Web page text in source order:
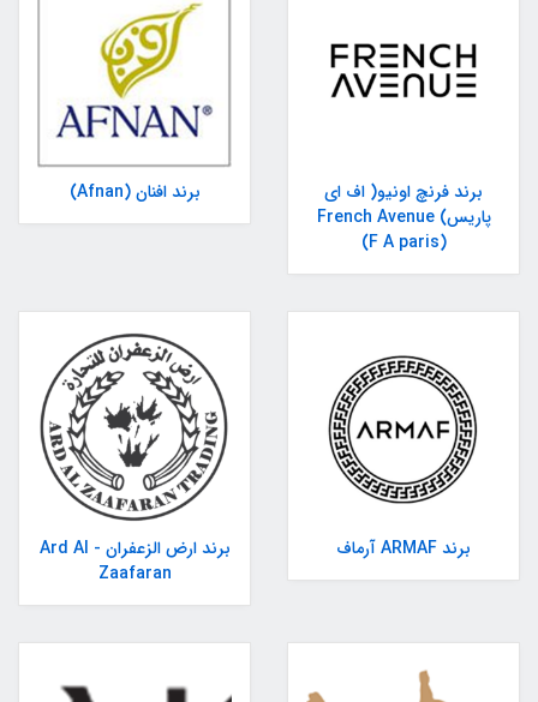
برند فرنچ اونیو( اف ای
پاریس) French Avenue
(F A paris)
برند افنان (Afnan)
برند ARMAF آرماف
برند ارض الزعفران - Ard Al
Zaafaran